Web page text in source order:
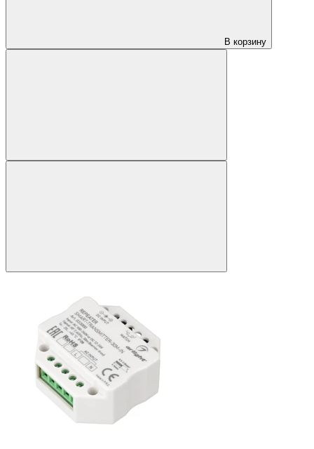
В корзину